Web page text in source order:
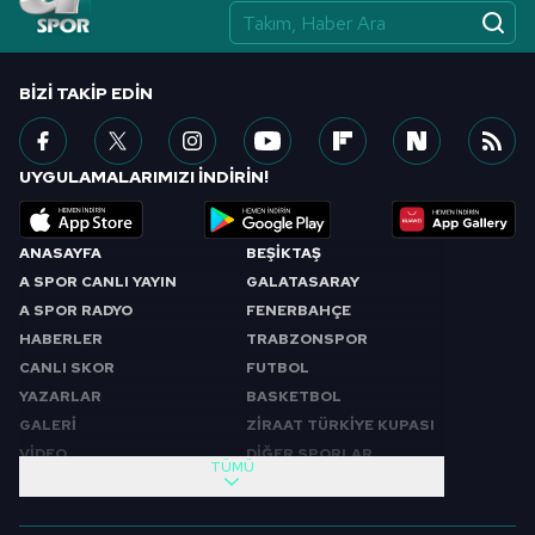
vasıtasıyla belirleyebilirsiniz. Çerezlere ilişkin detaylı bilgi
için Ayarlar butonuna tıklayabilir,Çerez Bilgilendirme
6698 sayılı Kişisel Verilerin Korunması Kanunu uyarınca
hazırlanmış Aydınlatma Metnimizi okumak ve sitemizde
ilgili mevzuata uygun olarak kullanılan çerezlerle ilgili bilgi
almak için lütfen
tıklayınız.
ANASAYFA
A SPOR CANLI YAYIN
A SPOR RADYO
HABERLER
CANLI SKOR
YAZARLAR
GALERİ
VİDEO
BEŞİKTAŞ
GALATASARAY
FENERBAHÇE
TRABZONSPOR
FUTBOL
BASKETBOL
ZİRAAT TÜRKİYE KUPASI
DİĞER SPORLAR
TÜMÜ
BIZI TAKIP EDIN
UYGULAMALARIMIZI İNDİRİN!